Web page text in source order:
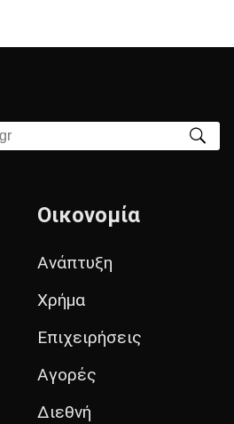
Οικονομία
Ανάπτυξη
Χρήμα
Επιχειρήσεις
Αγορές
Διεθνή